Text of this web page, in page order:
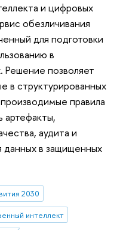
и цифровых
обезличивания
для подготовки
в
Решение позволяет
в структурированных
правила
артефакты,
аудита и
данных в защищенных
2030
интеллект